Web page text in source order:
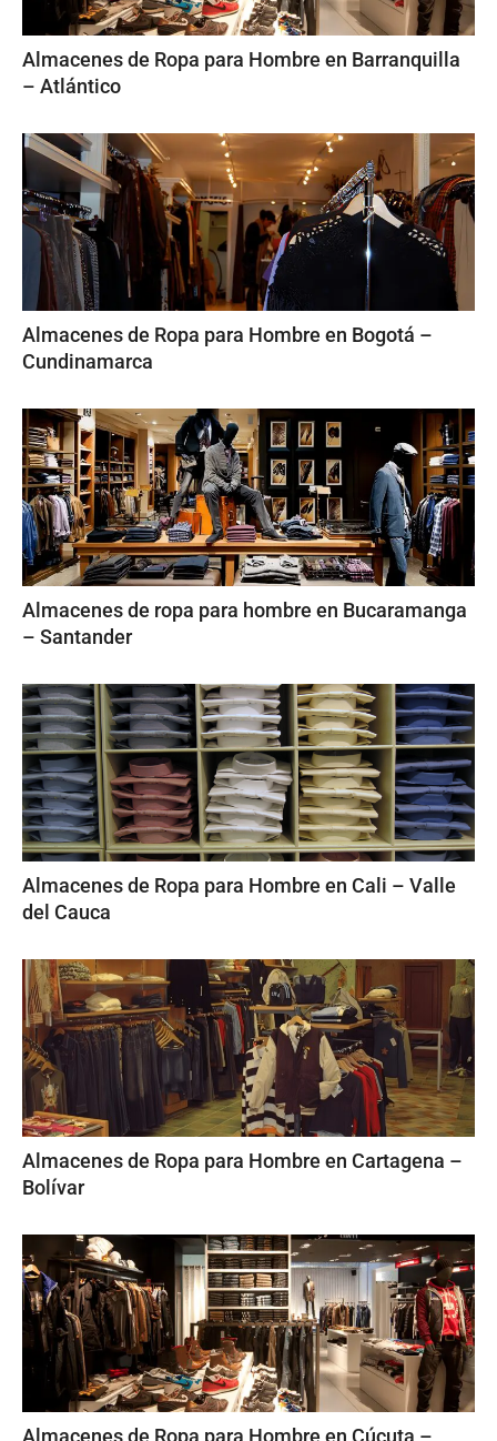
Almacenes de Ropa para Hombre en Barranquilla
– Atlántico
Almacenes de Ropa para Hombre en Bogotá –
Cundinamarca
Almacenes de ropa para hombre en Bucaramanga
– Santander
Almacenes de Ropa para Hombre en Cali – Valle
del Cauca
Almacenes de Ropa para Hombre en Cartagena –
Bolívar
Almacenes de Ropa para Hombre en Cúcuta –